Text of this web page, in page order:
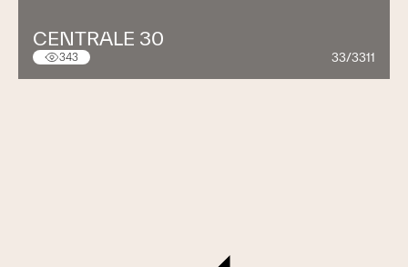
CENTRALE 30
343 33/3311